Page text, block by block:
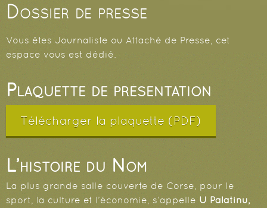
Dossier de presse
Vous êtes Journaliste ou Attaché de Presse, cet
espace vous est dédié.
Plaquette de présentation
Télécharger la plaquette (PDF)
L’histoire du Nom
La plus grande salle couverte de Corse, pour le
sport, la culture et l’économie, s’appelleU Palatinu,